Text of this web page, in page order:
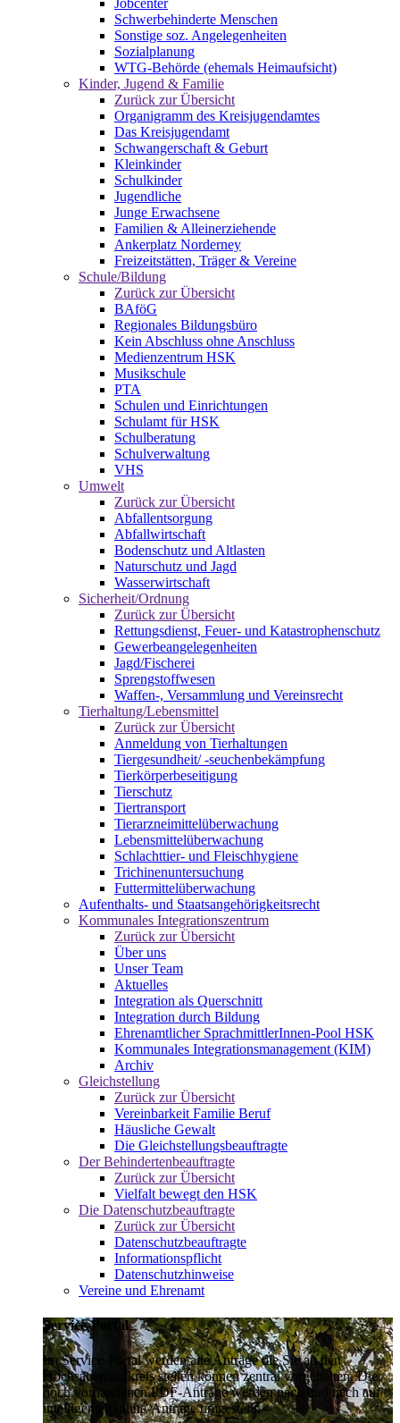
Schwerbehinderte Menschen
Sonstige soz. Angelegenheiten
Sozialplanung
WTG-Behörde (ehemals Heimaufsicht)
Kinder, Jugend & Familie
Zurück zur Übersicht
Organigramm des Kreisjugendamtes
Das Kreisjugendamt
Schwangerschaft & Geburt
Kleinkinder
Schulkinder
Jugendliche
Junge Erwachsene
Familien & Alleinerziehende
Ankerplatz Norderney
Freizeitstätten, Träger & Vereine
Schule/Bildung
Zurück zur Übersicht
BAföG
Regionales Bildungsbüro
Kein Abschluss ohne Anschluss
Medienzentrum HSK
Musikschule
PTA
Schulen und Einrichtungen
Schulamt für HSK
Schulberatung
Schulverwaltung
VHS
Umwelt
Zurück zur Übersicht
Abfallentsorgung
Abfallwirtschaft
Bodenschutz und Altlasten
Naturschutz und Jagd
Wasserwirtschaft
Sicherheit/Ordnung
Zurück zur Übersicht
Rettungsdienst, Feuer- und Katastrophenschutz
Gewerbeangelegenheiten
Jagd/Fischerei
Sprengstoffwesen
Waffen-, Versammlung und Vereinsrecht
Tierhaltung/Lebensmittel
Zurück zur Übersicht
Anmeldung von Tierhaltungen
Tiergesundheit/ -seuchenbekämpfung
Tierkörperbeseitigung
Tierschutz
Tiertransport
Tierarzneimittelüberwachung
Lebensmittelüberwachung
Schlachttier- und Fleischhygiene
Trichinenuntersuchung
Futtermittelüberwachung
Aufenthalts- und Staatsangehörigkeitsrecht
Kommunales Integrationszentrum
Zurück zur Übersicht
Über uns
Unser Team
Aktuelles
Integration als Querschnitt
Integration durch Bildung
Ehrenamtlicher SprachmittlerInnen-Pool HSK
Kommunales Integrationsmanagement (KIM)
Archiv
Gleichstellung
Zurück zur Übersicht
Vereinbarkeit Familie Beruf
Häusliche Gewalt
Die Gleichstellungsbeauftragte
Der Behindertenbeauftragte
Zurück zur Übersicht
Vielfalt bewegt den HSK
Die Datenschutzbeauftragte
Zurück zur Übersicht
Datenschutzbeauftragte
Informationspflicht
Datenschutzhinweise
Vereine und Ehrenamt
Service-Portal
Im Service-Portal werden alle Anträge die Sie an den
Hochsauerlandkreis stellen können zentral vorgehalten. Die
noch vorhandenen PDF-Anträge werden nach und nach auf
intelligente Online-Anträge umgestellt.